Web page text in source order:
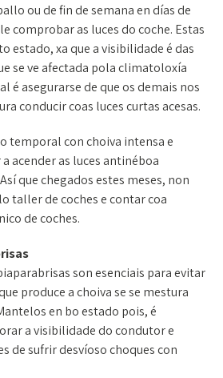
ou de fin de semana en días de
comprobar as luces do coche. Estas
estado, xa que a visibilidade é das
se ve afectada pola climatoloxía
é asegurarse de que os demais nos
conducir coas luces curtas acesas.
temporal con choiva intensa e
acender as luces antinéboa
que chegados estes meses, non
taller de coches e contar coa
de coches.
son esenciais para evitar
produce a choiva se se mestura
en bo estado pois, é
a visibilidade do condutor e
de sufrir desvíoso choques con